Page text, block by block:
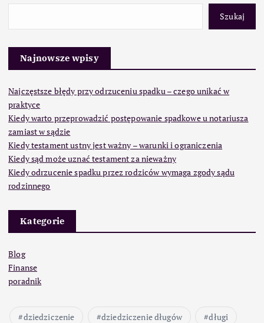
Szukaj
Najnowsze wpisy
Najczęstsze błędy przy odrzuceniu spadku – czego unikać w
praktyce
Kiedy warto przeprowadzić postępowanie spadkowe u notariusza
zamiast w sądzie
Kiedy testament ustny jest ważny – warunki i ograniczenia
Kiedy sąd może uznać testament za nieważny
Kiedy odrzucenie spadku przez rodziców wymaga zgody sądu
rodzinnego
Kategorie
Blog
Finanse
poradnik
dziedziczenie dziedziczenie długów
długi